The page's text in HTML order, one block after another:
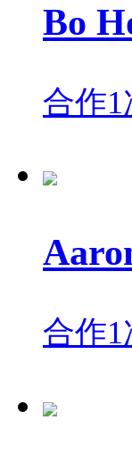
Bo
合作1
合作1